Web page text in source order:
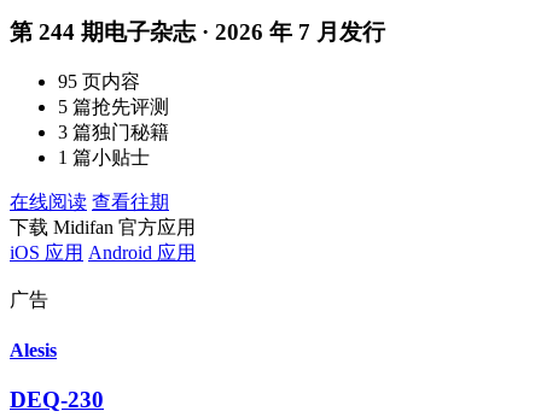
第 244 期电子杂志 · 2026 年 7 月发行
95 页内容
5 篇抢先评测
3 篇独门秘籍
1 篇小贴士
在线阅读 查看往期
下载 Midifan 官方应用
iOS 应用 Android 应用
广告
Alesis
DEQ-230